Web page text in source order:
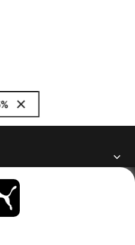
LAUFENDEN